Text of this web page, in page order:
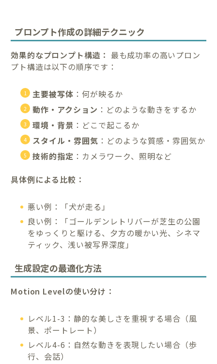
プロンプト作成の詳細テクニック
効果的なプロンプト構造： 最も成功率の高いプロン
プト構造は以下の順序です：
主要被写体 ：何が映るか
動作・アクション ：どのような動きをするか
環境・背景 ：どこで起こるか
スタイル・雰囲気 ：どのような質感・雰囲気か
技術的指定 ：カメラワーク、照明など
具体例による比較：
悪い例：「犬が走る」
良い例：「ゴールデンレトリバーが芝生の公園
をゆっくりと駆ける、夕方の暖かい光、シネマ
ティック、浅い被写界深度」
生成設定の最適化方法
Motion Levelの使い分け：
レベル1-3：静的な美しさを重視する場合（風
景、ポートレート）
レベル4-6：自然な動きを表現したい場合（歩
行、会話）